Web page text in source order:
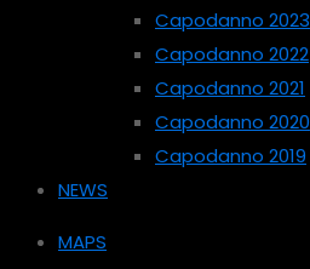
Capodanno 2023
Capodanno 2022
Capodanno 2021
Capodanno 2020
Capodanno 2019
NEWS
MAPS